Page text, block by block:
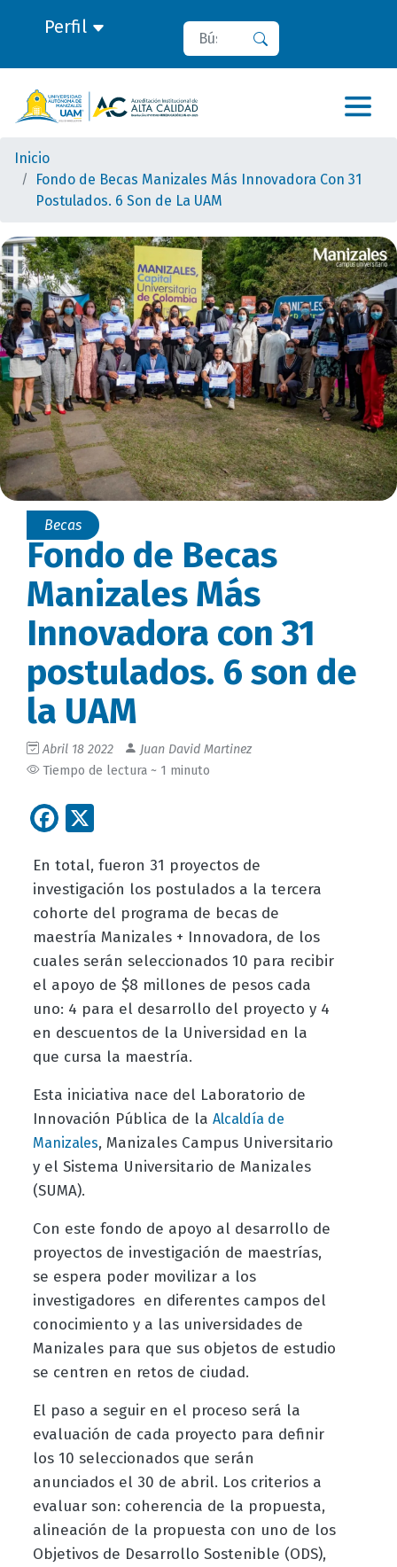
Perfil Buscar
Inicio
Fondo de Becas Manizales Más Innovadora Con 31
Postulados. 6 Son de La UAM
Becas
Fondo de Becas
Manizales Más
Innovadora con 31
postulados. 6 son de
la UAM
Abril 18 2022
Juan David Martinez
Tiempo de lectura ~ 1 minuto
Facebook
En total, fueron 31 proyectos de
investigación los postulados a la tercera
cohorte del programa de becas de
maestría Manizales + Innovadora, de los
cuales serán seleccionados 10 para recibir
el apoyo de $8 millones de pesos cada
uno: 4 para el desarrollo del proyecto y 4
en descuentos de la Universidad en la
que cursa la maestría.
Esta iniciativa nace del Laboratorio de
Innovación Pública de la Alcaldía de
Manizales, Manizales Campus Universitario
y el Sistema Universitario de Manizales
(SUMA).
Con este fondo de apoyo al desarrollo de
proyectos de investigación de maestrías,
se espera poder movilizar a los
investigadores en diferentes campos del
conocimiento y a las universidades de
Manizales para que sus objetos de estudio
se centren en retos de ciudad.
El paso a seguir en el proceso será la
evaluación de cada proyecto para definir
los 10 seleccionados que serán
anunciados el 30 de abril. Los criterios a
evaluar son: coherencia de la propuesta,
alineación de la propuesta con uno de los
Objetivos de Desarrollo Sostenible (ODS),